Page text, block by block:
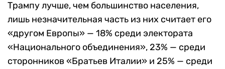
Трампу лучше, чем большинство населения,
лишь незначительная часть из них считает его
«другом Европы» — 18% среди электората
«Национального объединения», 23% — среди
сторонников «Братьев Италии» и 25% — среди